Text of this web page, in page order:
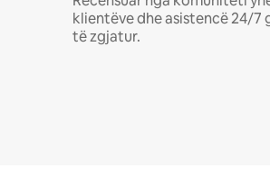
klientëve dhe asistencë 24/7
të zgjatur.